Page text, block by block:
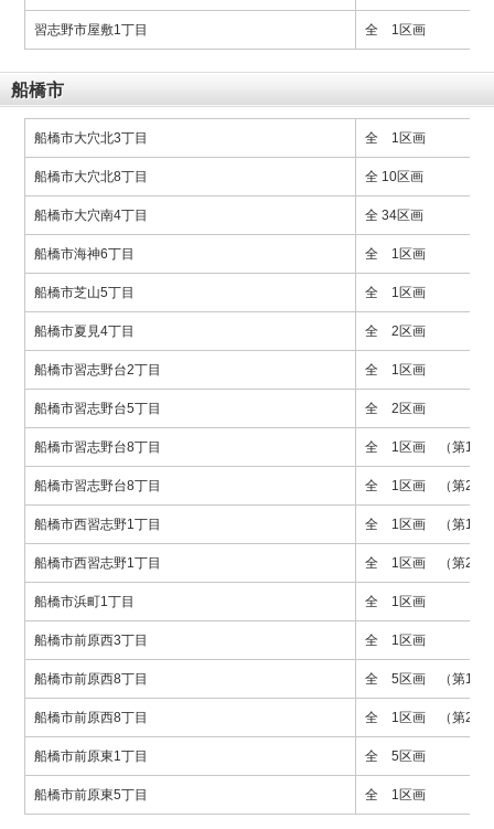
習志野市屋敷1丁目 全 1区画
船橋市
船橋市大穴北3丁目 全 1区画
船橋市大穴北8丁目 全 10区画
船橋市大穴南4丁目 全 34区画
船橋市海神6丁目 全 1区画
船橋市芝山5丁目 全 1区画
船橋市夏見4丁目 全 2区画
船橋市習志野台2丁目 全 1区画
船橋市習志野台5丁目 全 2区画
船橋市習志野台8丁目 全 1区画 （第1期
船橋市習志野台8丁目 全 1区画 （第2期
船橋市西習志野1丁目 全 1区画 （第1期
船橋市西習志野1丁目 全 1区画 （第2期
船橋市浜町1丁目 全 1区画
船橋市前原西3丁目 全 1区画
船橋市前原西8丁目 全 5区画 （第1期
船橋市前原西8丁目 全 1区画 （第2期
船橋市前原東1丁目 全 5区画
船橋市前原東5丁目 全 1区画